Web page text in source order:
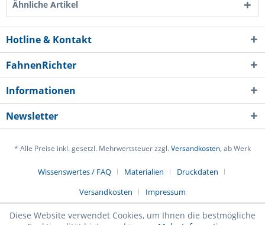
verstanden und stimme zu. *
Mit * gekennzeichnete Felder sind Pflichtfelder.
Senden
Ähnliche Artikel
Hotline & Kontakt
FahnenRichter
Informationen
Newsletter
* Alle Preise inkl. gesetzl. Mehrwertsteuer zzgl.Versandkosten, ab Werk
Wissenswertes / FAQ Materialien
Druckdaten
Versandkosten
Impressum
Diese Website verwendet Cookies, um Ihnen die bestmögliche